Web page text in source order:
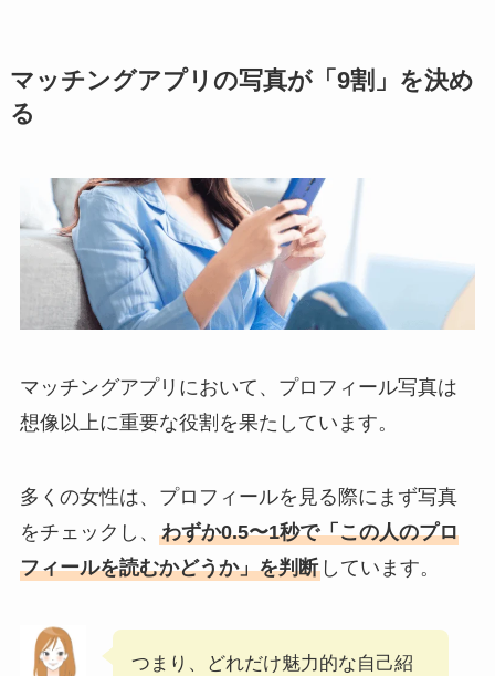
マッチングアプリの写真が「9割」を決め
る
マッチングアプリにおいて、プロフィール写真は
想像以上に重要な役割を果たしています。
多くの女性は、プロフィールを見る際にまず写真
をチェックし、 わずか0.5〜1秒で「この人のプロ
フィールを読むかどうか」を判断しています。
つまり、どれだけ魅力的な自己紹